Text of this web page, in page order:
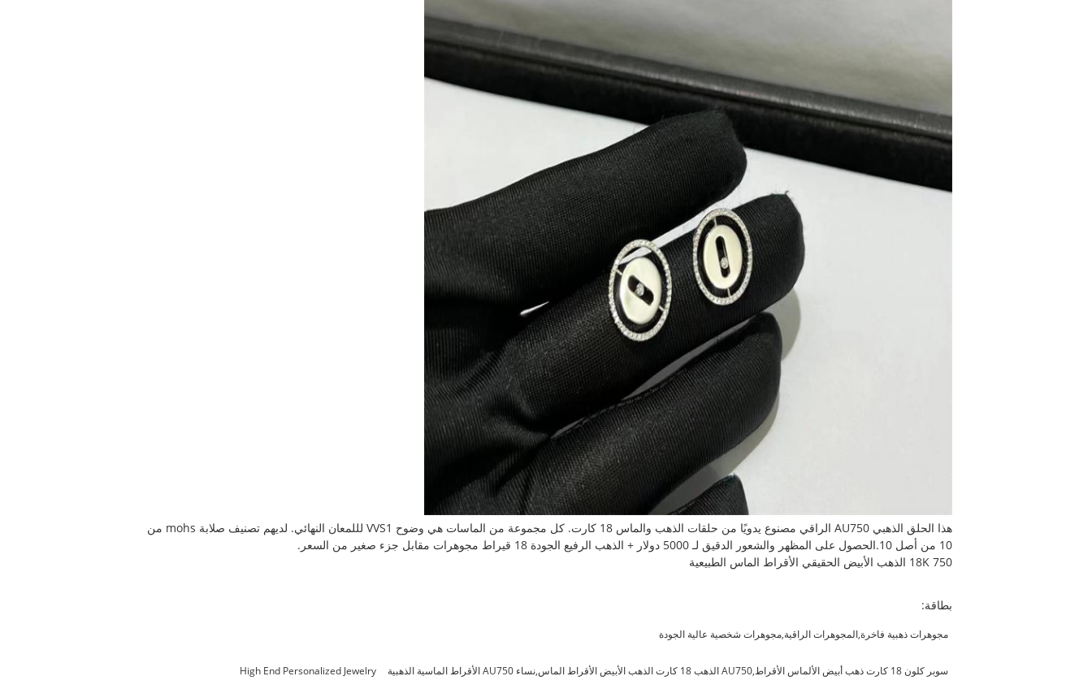
هذا الحلق الذهبي AU750 الراقي مصنوع يدويًا من حلقات الذهب والماس 18 كارت. كل مجموعة من الماسات هي وضوح VVS1 لللمعان النهائي. لديهم تصنيف صلابة mohs من
10 من أصل 10.الحصول على المظهر والشعور الدقيق لـ 5000 دولار + الذهب الرفيع الجودة 18 قيراط مجوهرات مقابل جزء صغير من السعر.
18K 750 الذهب الأبيض الحقيقي الأقراط الماس الطبيعية
بطاقة:
مجوهرات ذهبية فاخرة,المجوهرات الراقية,مجوهرات شخصية عالية الجودة
سوبر كلون 18 كارت ذهب أبيض الألماس الأقراط,AU750 الذهب 18 كارت الذهب الأبيض الأقراط الماس,نساء AU750 الأقراط الماسية الذهبية High End Personalized Jewelry